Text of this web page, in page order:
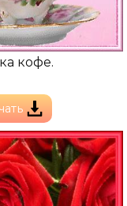
кофе.